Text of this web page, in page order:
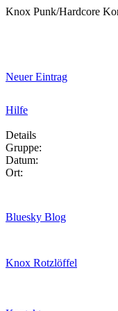
Knox Punk/Hardcore
Neuer Eintrag
Hilfe
Details
Gruppe:
Datum:
Ort:
Bluesky Blog
Knox Rotzlöffel